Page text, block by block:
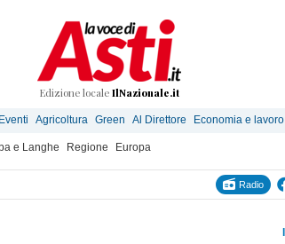
Edizione locale IlNazionale.it
Eventi Agricoltura Green Al Direttore Economia e lavoro
e Langhe Regione Europa
Radio